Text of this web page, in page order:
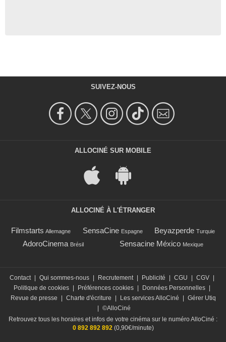
SUIVEZ-NOUS
ALLOCINÉ SUR MOBILE
ALLOCINÉ À L'ÉTRANGER
Filmstarts Allemagne SensaCine Espagne Beyazperde Turquie
AdoroCinema Brésil Sensacine México Mexique
Contact Qui sommes-nous Recrutement Publicité CGU CGV
Politique de cookies
Préférences cookies Données Personnelles
Revue de presse
Charte d'écriture Les services AlloCiné
Gérer Utiq
©AlloCiné
Retrouvez tous les horaires et infos de votre cinéma sur le numéro AlloCiné :
0 892 892 892(0,90€/minute)